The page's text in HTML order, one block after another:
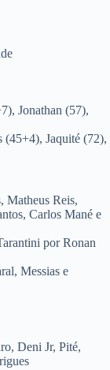
Jonathan (57),
(45+4), Jaquité (72),
Matheus Reis,
Carlos Mané e
por Ronan
Messias e
Deni Jr, Pité,